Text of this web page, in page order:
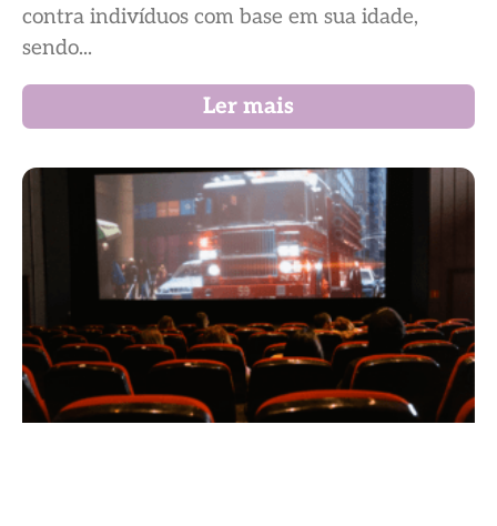
contra indivíduos com base em sua idade,
sendo...
Ler mais